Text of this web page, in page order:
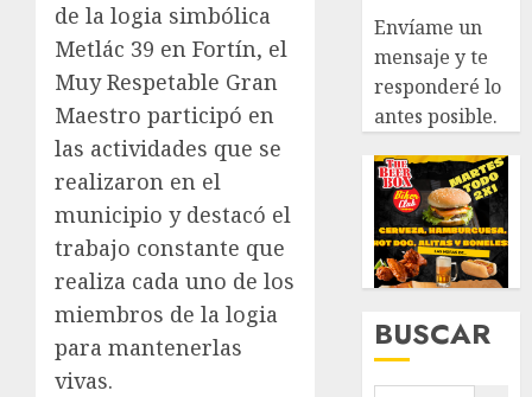
de la logia simbólica
Metlác 39 en Fortín, el
Muy Respetable Gran
Maestro participó en
las actividades que se
realizaron en el
municipio y destacó el
trabajo constante que
realiza cada uno de los
miembros de la logia
para mantenerlas
vivas.
Envíame un
mensaje y te
responderé lo
antes posible.
BUSCAR